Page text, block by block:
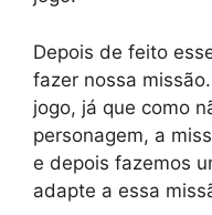
Depois de feito
fazer nossa
jogo, já que como
personagem, a
e depois fazemos
adapte a essa